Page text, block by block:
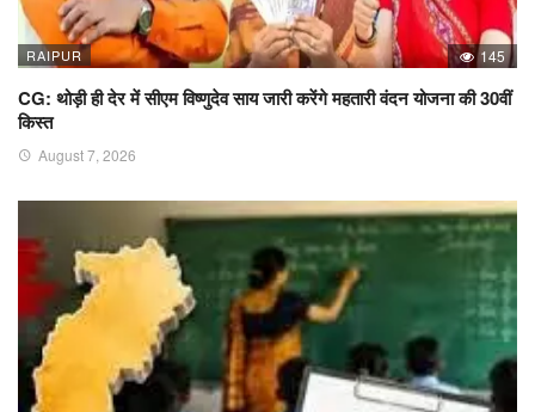
RAIPUR 145
CG: थोड़ी ही देर में सीएम विष्णुदेव साय जारी करेंगे महतारी वंदन योजना की 30वीं
किस्त
August 7, 2026